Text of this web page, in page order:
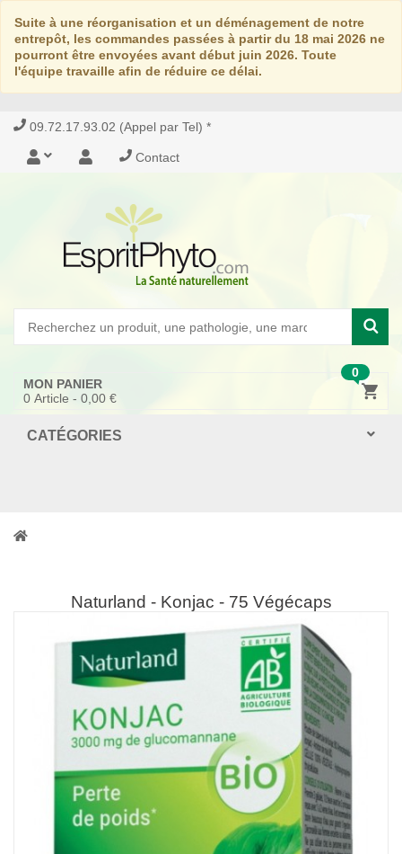
Suite à une réorganisation et un déménagement de notre
entrepôt, les commandes passées à partir du 18 mai 2026 ne
pourront être envoyées avant début juin 2026. Toute
l'équipe travaille afin de réduire ce délai.
09.72.17.93.02 (Appel par Tel) *
Contact
0
MON PANIER
0 Article - 0,00 €
CATÉGORIES
Naturland - Konjac - 75 Végécaps